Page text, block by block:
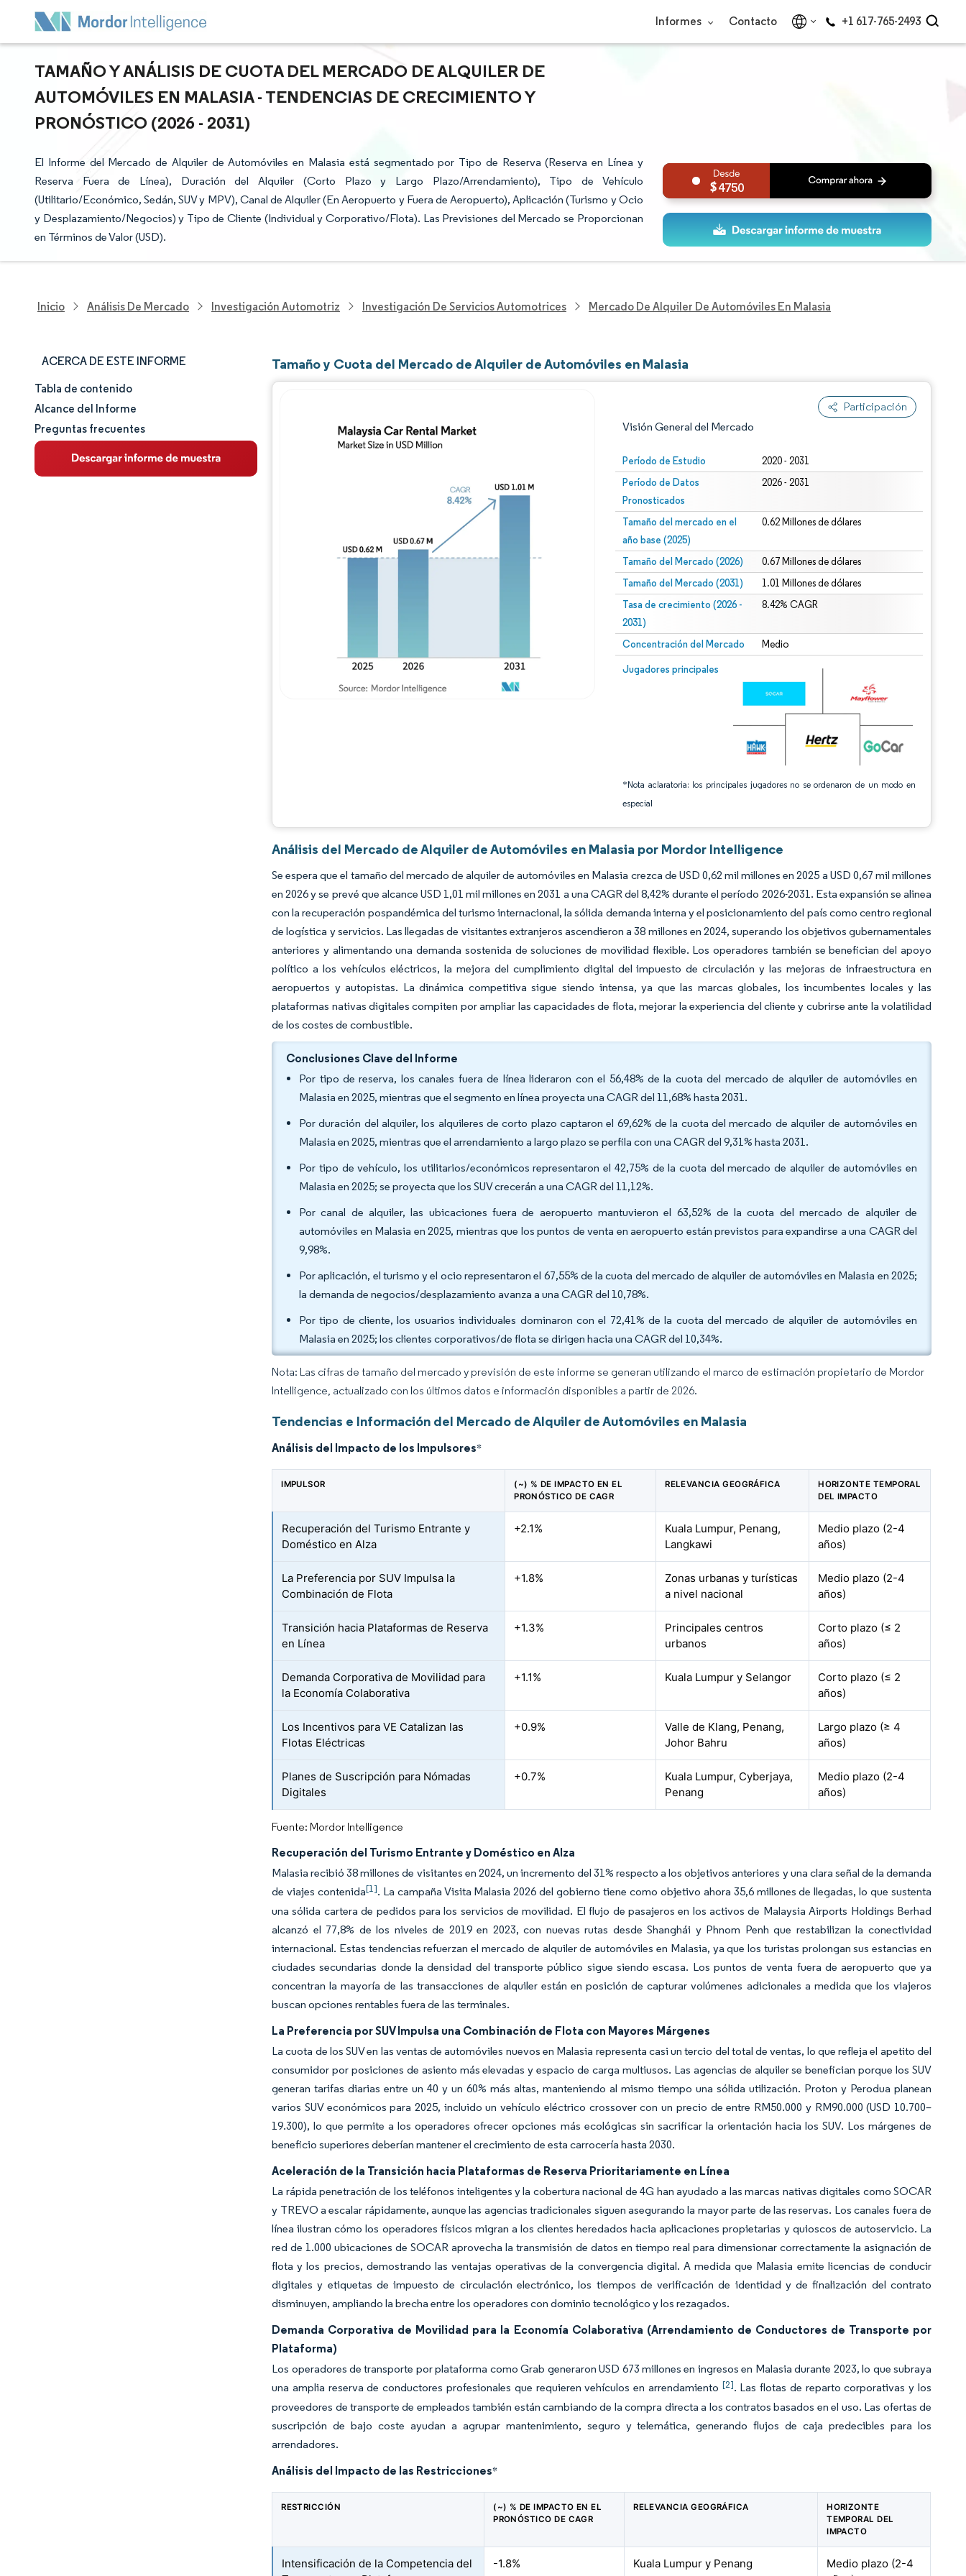
Informes Contacto +1 617-765-2493
TAMAÑO Y ANÁLISIS DE CUOTA DEL MERCADO DE ALQUILER DE
AUTOMÓVILES EN MALASIA - TENDENCIAS DE CRECIMIENTO Y
PRONÓSTICO (2026 - 2031)
El Informe del Mercado de Alquiler de Automóviles en Malasia está segmentado por Tipo de Reserva (Reserva en Línea y
Reserva Fuera de Línea), Duración del Alquiler (Corto Plazo y Largo Plazo/Arrendamiento), Tipo de Vehículo
(Utilitario/Económico, Sedán, SUV y MPV), Canal de Alquiler (En Aeropuerto y Fuera de Aeropuerto), Aplicación (Turismo y Ocio
y Desplazamiento/Negocios) y Tipo de Cliente (Individual y Corporativo/Flota). Las Previsiones del Mercado se Proporcionan
en Términos de Valor (USD).
4750
Inicio Análisis De Mercado Investigación Automotriz Investigación De Servicios Automotrices Mercado De Alquiler De Automóviles En Malasia
ACERCA DE ESTE INFORME
Tamaño y cuota de mercado
Análisis de mercado
Tendencias e ideas
Tabla de contenido
Alcance del Informe
Preguntas frecuentes
Tamaño y Cuota del Mercado de Alquiler de Automóviles en Malasia
Participación
Visión General del Mercado
Período de Estudio 2020 - 2031
Período de Datos
Pronosticados
2026 - 2031
Tamaño del mercado en el
año base (2025)
0.62 Millones de dólares
Tamaño del Mercado (2026) 0.67 Millones de dólares
Tamaño del Mercado (2031) 1.01 Millones de dólares
Tasa de crecimiento (2026 -
2031)
8.42% CAGR
Concentración del Mercado Medio
Jugadores principales
*Nota aclaratoria: los principales jugadores no se ordenaron de un modo en
especial
Imagen © Mordor Intelligence. El uso requiere atribución según CC BY 4.0.
Imagen © Mordor Intelligence. El uso requiere atribución según CC BY 4.0.
Análisis del Mercado de Alquiler de Automóviles en Malasia por Mordor Intelligence
Se espera que el tamaño del mercado de alquiler de automóviles en Malasia crezca de USD 0,62 mil millones en 2025 a USD 0,67 mil millones
en 2026 y se prevé que alcance USD 1,01 mil millones en 2031 a una CAGR del 8,42% durante el período 2026-2031. Esta expansión se alinea
con la recuperación pospandémica del turismo internacional, la sólida demanda interna y el posicionamiento del país como centro regional
de logística y servicios. Las llegadas de visitantes extranjeros ascendieron a 38 millones en 2024, superando los objetivos gubernamentales
anteriores y alimentando una demanda sostenida de soluciones de movilidad flexible. Los operadores también se benefician del apoyo
político a los vehículos eléctricos, la mejora del cumplimiento digital del impuesto de circulación y las mejoras de infraestructura en
aeropuertos y autopistas. La dinámica competitiva sigue siendo intensa, ya que las marcas globales, los incumbentes locales y las
plataformas nativas digitales compiten por ampliar las capacidades de flota, mejorar la experiencia del cliente y cubrirse ante la volatilidad
de los costes de combustible.
Conclusiones Clave del Informe
Por tipo de reserva, los canales fuera de línea lideraron con el 56,48% de la cuota del mercado de alquiler de automóviles en
Malasia en 2025, mientras que el segmento en línea proyecta una CAGR del 11,68% hasta 2031.
Por duración del alquiler, los alquileres de corto plazo captaron el 69,62% de la cuota del mercado de alquiler de automóviles en
Malasia en 2025, mientras que el arrendamiento a largo plazo se perfila con una CAGR del 9,31% hasta 2031.
Por tipo de vehículo, los utilitarios/económicos representaron el 42,75% de la cuota del mercado de alquiler de automóviles en
Malasia en 2025; se proyecta que los SUV crecerán a una CAGR del 11,12%.
Por canal de alquiler, las ubicaciones fuera de aeropuerto mantuvieron el 63,52% de la cuota del mercado de alquiler de
automóviles en Malasia en 2025, mientras que los puntos de venta en aeropuerto están previstos para expandirse a una CAGR del
9,98%.
Por aplicación, el turismo y el ocio representaron el 67,55% de la cuota del mercado de alquiler de automóviles en Malasia en 2025;
la demanda de negocios/desplazamiento avanza a una CAGR del 10,78%.
Por tipo de cliente, los usuarios individuales dominaron con el 72,41% de la cuota del mercado de alquiler de automóviles en
Malasia en 2025; los clientes corporativos/de flota se dirigen hacia una CAGR del 10,34%.
Nota: Las cifras de tamaño del mercado y previsión de este informe se generan utilizando el marco de estimación propietario de Mordor
Intelligence, actualizado con los últimos datos e información disponibles a partir de 2026.
Tendencias e Información del Mercado de Alquiler de Automóviles en Malasia
Análisis del Impacto de los Impulsores*
IMPULSOR
(~) % DE IMPACTO EN EL
PRONÓSTICO DE CAGR
RELEVANCIA GEOGRÁFICA
HORIZONTE TEMPORAL
DEL IMPACTO
Recuperación del Turismo Entrante y
Doméstico en Alza
+2.1%
Kuala Lumpur, Penang,
Langkawi
Medio plazo (2-4
años)
La Preferencia por SUV Impulsa la
Combinación de Flota
+1.8%
Zonas urbanas y turísticas
a nivel nacional
Medio plazo (2-4
años)
Transición hacia Plataformas de Reserva
en Línea
+1.3%
Principales centros
urbanos
Corto plazo (≤ 2
años)
Demanda Corporativa de Movilidad para
la Economía Colaborativa
+1.1% Kuala Lumpur y Selangor
Corto plazo (≤ 2
años)
Los Incentivos para VE Catalizan las
Flotas Eléctricas
+0.9%
Valle de Klang, Penang,
Johor Bahru
Largo plazo (≥ 4
años)
Planes de Suscripción para Nómadas
Digitales
+0.7%
Kuala Lumpur, Cyberjaya,
Penang
Medio plazo (2-4
años)
Fuente: Mordor Intelligence
Recuperación del Turismo Entrante y Doméstico en Alza
Malasia recibió 38 millones de visitantes en 2024, un incremento del 31% respecto a los objetivos anteriores y una clara señal de la demanda
de viajes contenida[1]. La campaña Visita Malasia 2026 del gobierno tiene como objetivo ahora 35,6 millones de llegadas, lo que sustenta
una sólida cartera de pedidos para los servicios de movilidad. El flujo de pasajeros en los activos de Malaysia Airports Holdings Berhad
alcanzó el 77,8% de los niveles de 2019 en 2023, con nuevas rutas desde Shanghái y Phnom Penh que restabilizan la conectividad
internacional. Estas tendencias refuerzan el mercado de alquiler de automóviles en Malasia, ya que los turistas prolongan sus estancias en
ciudades secundarias donde la densidad del transporte público sigue siendo escasa. Los puntos de venta fuera de aeropuerto que ya
concentran la mayoría de las transacciones de alquiler están en posición de capturar volúmenes adicionales a medida que los viajeros
buscan opciones rentables fuera de las terminales.
La Preferencia por SUV Impulsa una Combinación de Flota con Mayores Márgenes
La cuota de los SUV en las ventas de automóviles nuevos en Malasia representa casi un tercio del total de ventas, lo que refleja el apetito del
consumidor por posiciones de asiento más elevadas y espacio de carga multiusos. Las agencias de alquiler se benefician porque los SUV
generan tarifas diarias entre un 40 y un 60% más altas, manteniendo al mismo tiempo una sólida utilización. Proton y Perodua planean
varios SUV económicos para 2025, incluido un vehículo eléctrico crossover con un precio de entre RM50.000 y RM90.000 (USD 10.700–
19.300), lo que permite a los operadores ofrecer opciones más ecológicas sin sacrificar la orientación hacia los SUV. Los márgenes de
beneficio superiores deberían mantener el crecimiento de esta carrocería hasta 2030.
Aceleración de la Transición hacia Plataformas de Reserva Prioritariamente en Línea
La rápida penetración de los teléfonos inteligentes y la cobertura nacional de 4G han ayudado a las marcas nativas digitales como SOCAR
y TREVO a escalar rápidamente, aunque las agencias tradicionales siguen asegurando la mayor parte de las reservas. Los canales fuera de
línea ilustran cómo los operadores físicos migran a los clientes heredados hacia aplicaciones propietarias y quioscos de autoservicio. La
red de 1.000 ubicaciones de SOCAR aprovecha la transmisión de datos en tiempo real para dimensionar correctamente la asignación de
flota y los precios, demostrando las ventajas operativas de la convergencia digital. A medida que Malasia emite licencias de conducir
digitales y etiquetas de impuesto de circulación electrónico, los tiempos de verificación de identidad y de finalización del contrato
disminuyen, ampliando la brecha entre los operadores con dominio tecnológico y los rezagados.
Demanda Corporativa de Movilidad para la Economía Colaborativa (Arrendamiento de Conductores de Transporte por
Plataforma)
Los operadores de transporte por plataforma como Grab generaron USD 673 millones en ingresos en Malasia durante 2023, lo que subraya
una amplia reserva de conductores profesionales que requieren vehículos en arrendamiento [2]. Las flotas de reparto corporativas y los
proveedores de transporte de empleados también están cambiando de la compra directa a los contratos basados en el uso. Las ofertas de
suscripción de bajo coste ayudan a agrupar mantenimiento, seguro y telemática, generando flujos de caja predecibles para los
arrendadores.
Análisis del Impacto de las Restricciones*
RESTRICCIÓN
(~) % DE IMPACTO EN EL
PRONÓSTICO DE CAGR
RELEVANCIA GEOGRÁFICA
HORIZONTE
TEMPORAL DEL
IMPACTO
Intensificación de la Competencia del
-1.8% Kuala Lumpur y Penang
Medio plazo (2-4